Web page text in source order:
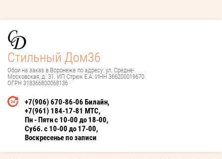
Стильный Дом36
Обои на заказ в Воронеже по адресу: ул. Средне-
Московская, д. 31. ИП Стрюк Е.А. ИНН 366200019670
ОГРН 318366800068136
+7(906) 670-86-06 Билайн
+7(961) 184-17-81 МТС
Пн - Пятн с 10-00 до 18-00
Субб. с 10-00 до 17-00
Воскресенье по записи